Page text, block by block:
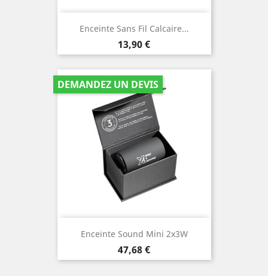
Enceinte Sans Fil Calcaire...
Prix
13,90 €
Enceinte Sound Mini 2x3W
Prix
47,68 €
DEMANDEZ UN DEVIS